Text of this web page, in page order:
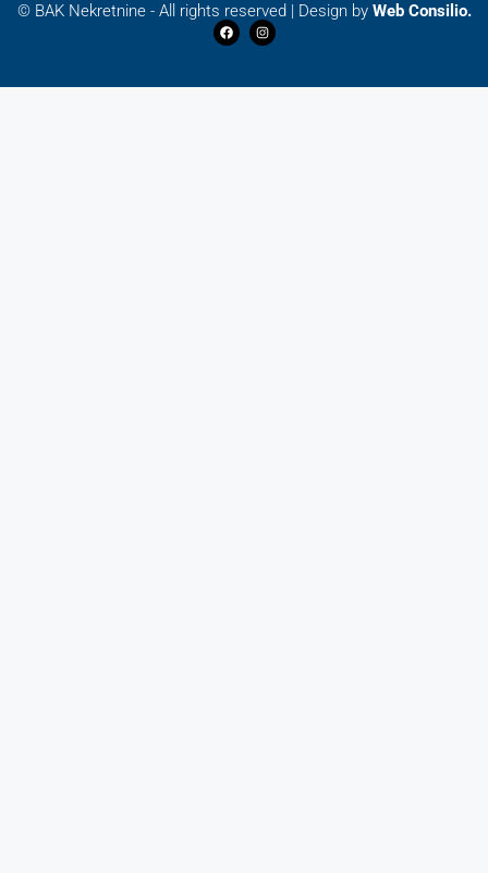
© BAK Nekretnine - All rights reserved | Design by Web Consilio.